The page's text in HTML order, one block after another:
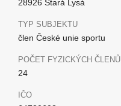
28926 Stará Lysá
TYP SUBJEKTU
člen České unie sportu
POČET FYZICKÝCH ČLENŮ
24
IČO